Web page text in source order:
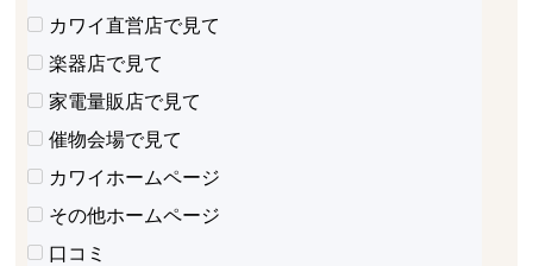
カワイ直営店で見て
楽器店で見て
家電量販店で見て
催物会場で見て
カワイホームページ
その他ホームページ
口コミ